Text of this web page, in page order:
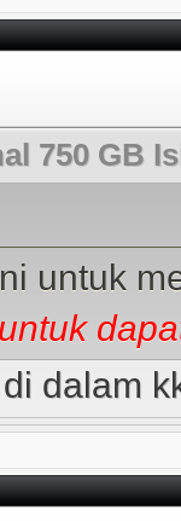
750 GB
untuk
dalam